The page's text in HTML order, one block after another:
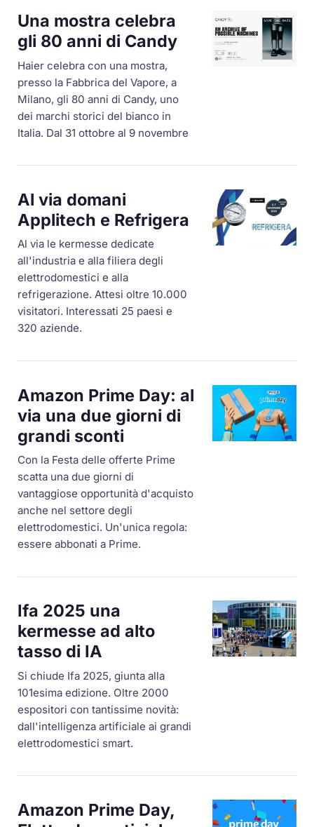
Una mostra celebra
gli 80 anni di Candy
Haier celebra con una mostra,
presso la Fabbrica del Vapore, a
Milano, gli 80 anni di Candy, uno
dei marchi storici del bianco in
Italia. Dal 31 ottobre al 9 novembre
Al via domani
Applitech e Refrigera
Al via le kermesse dedicate
all'industria e alla filiera degli
elettrodomestici e alla
refrigerazione. Attesi oltre 10.000
visitatori. Interessati 25 paesi e
320 aziende.
Amazon Prime Day: al
via una due giorni di
grandi sconti
Con la Festa delle offerte Prime
scatta una due giorni di
vantaggiose opportunità d'acquisto
anche nel settore degli
elettrodomestici. Un'unica regola:
essere abbonati a Prime.
Ifa 2025 una
kermesse ad alto
tasso di IA
Si chiude Ifa 2025, giunta alla
101esima edizione. Oltre 2000
espositori con tantissime novità:
dall'intelligenza artificiale ai grandi
elettrodomestici smart.
Amazon Prime Day,